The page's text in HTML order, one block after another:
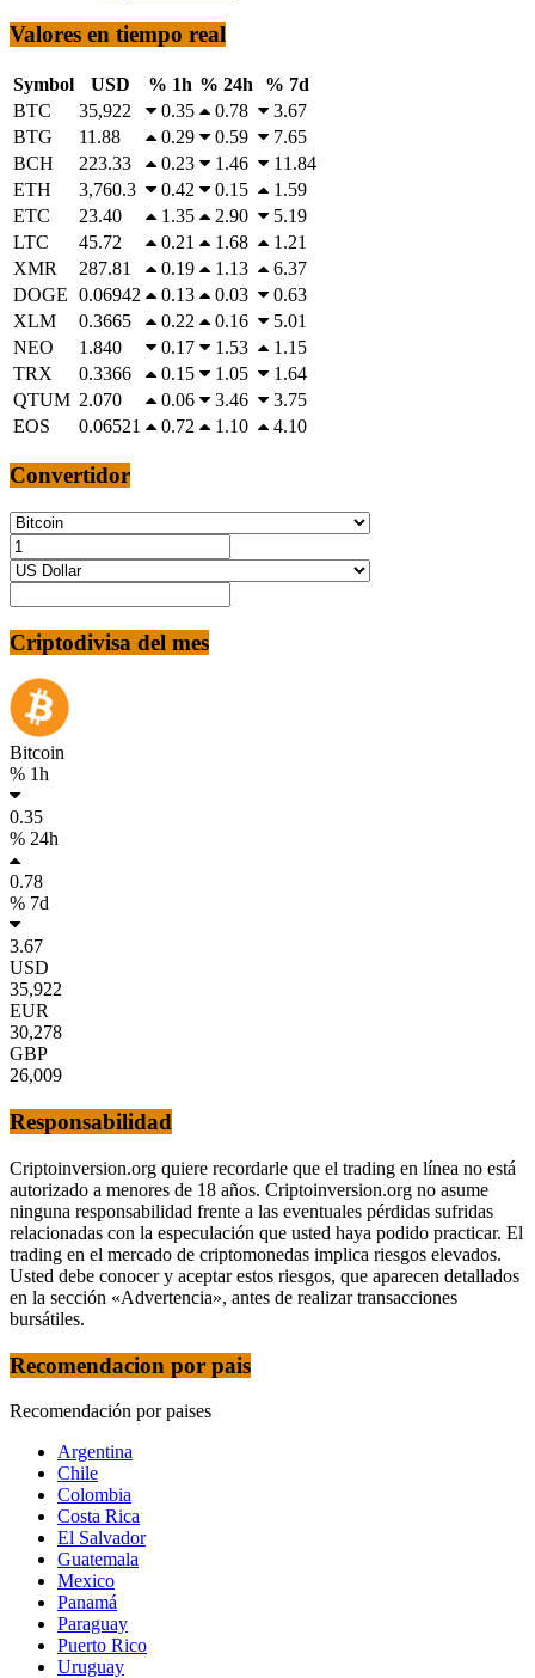
Valores en tiempo real
Symbol USD % 1h % 24h
% 7d
BTC
35,922 0.35 0.78
3.67
BTG
11.88 0.29 0.59
7.65
BCH
223.33 0.23 1.46
11.84
ETH
3,760.3 0.42 0.15
1.59
ETC
23.40 1.35 2.90
5.19
LTC
45.72 0.21 1.68
1.21
XMR
287.81 0.19 1.13
6.37
DOGE 0.06942 0.13 0.03
0.63
XLM
0.3665 0.22 0.16
5.01
NEO
1.840 0.17 1.53
1.15
TRX
0.3366 0.15 1.05
1.64
QTUM 2.070 0.06 3.46
3.75
EOS
0.06521 0.72 1.10 4.10
Convertidor
Criptodivisa del mes
Bitcoin
% 1h
0.35
% 24h
0.78
% 7d
3.67
USD
35,922
EUR
30,278
GBP
26,009
Responsabilidad
Criptoinversion.org quiere recordarle que el trading en línea no está
autorizado a menores de 18 años. Criptoinversion.org no asume
ninguna responsabilidad frente a las eventuales pérdidas sufridas
relacionadas con la especulación que usted haya podido practicar. El
trading en el mercado de criptomonedas implica riesgos elevados.
Usted debe conocer y aceptar estos riesgos, que aparecen detallados
en la sección «Advertencia», antes de realizar transacciones
bursátiles.
Recomendacion por pais
Recomendación por paises
Argentina
Chile
Colombia
Costa Rica
El Salvador
Guatemala
Mexico
Panamá
Paraguay
Puerto Rico
Uruguay